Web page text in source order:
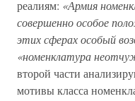
реалиям: «Армия
совершенно особое
этих сферах особый
«номенклатура
второй части
мотивы класса